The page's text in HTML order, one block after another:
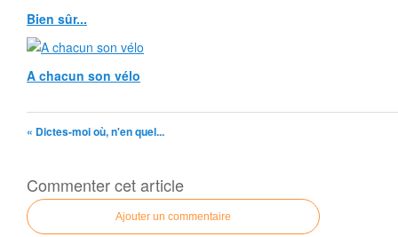
Bien sûr...
A chacun son vélo
« Dictes-moi où, n'en quel...
Commenter cet article
Ajouter un commentaire